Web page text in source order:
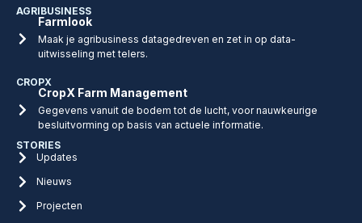
AGRIBUSINESS
Farmlook
Maak je agribusiness datagedreven en zet in op data-
uitwisseling met telers.
CROPX
CropX Farm Management
Gegevens vanuit de bodem tot de lucht, voor nauwkeurige
besluitvorming op basis van actuele informatie.
STORIES
Updates
Nieuws
Projecten